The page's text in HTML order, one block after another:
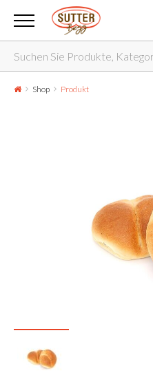
Shop Produkt